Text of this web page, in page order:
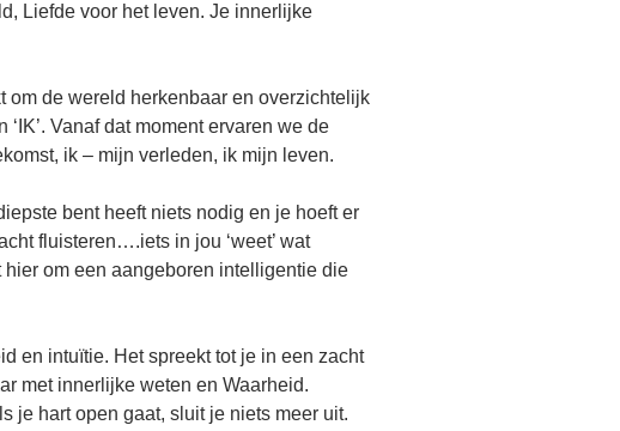
Liefde voor het leven. Je innerlijke
om de wereld herkenbaar en overzichtelijk
Vanaf dat moment ervaren we de
ik – mijn verleden, ik mijn leven.
bent heeft niets nodig en je hoeft er
fluisteren….iets in jou ‘weet’ wat
om een aangeboren intelligentie die
en intuïtie. Het spreekt tot je in een zacht
met innerlijke weten en Waarheid.
je hart open gaat, sluit je niets meer uit.